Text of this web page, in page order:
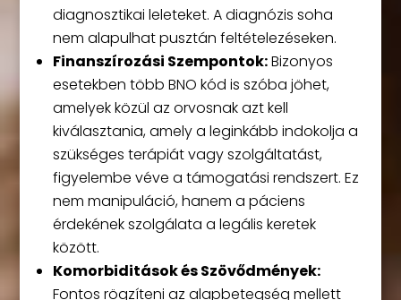
diagnosztikai leleteket. A diagnózis soha
nem alapulhat pusztán feltételezéseken.
Finanszírozási Szempontok:Bizonyos
esetekben több BNO kód is szóba jöhet,
amelyek közül az orvosnak azt kell
kiválasztania, amely a leginkább indokolja a
szükséges terápiát vagy szolgáltatást,
figyelembe véve a támogatási rendszert. Ez
nem manipuláció, hanem a páciens
érdekének szolgálata a legális keretek
között.
Komorbiditások és Szövődmények:
Fontos rögzíteni az alapbetegség mellett